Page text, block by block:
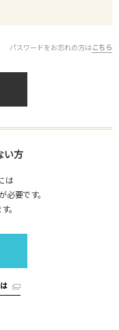
パスワードをお忘れの方はこちら
い方
は
必要です。
。